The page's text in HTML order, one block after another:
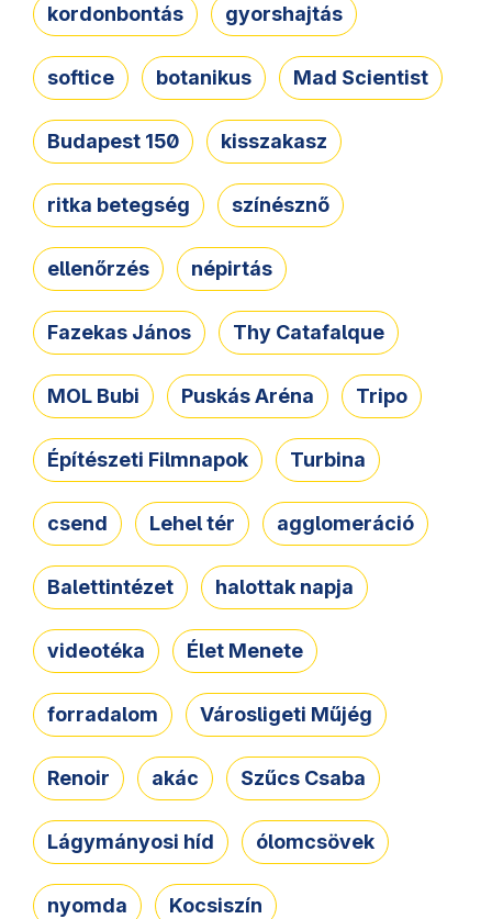
kordonbontás gyorshajtás
softice botanikus Mad Scientist
Budapest 150 kisszakasz
ritka betegség színésznő
ellenőrzés népirtás
Fazekas János Thy Catafalque
MOL Bubi Puskás Aréna Tripo
Építészeti Filmnapok Turbina
csend Lehel tér agglomeráció
Balettintézet halottak napja
videotéka Élet Menete
forradalom Városligeti Műjég
Renoir akác Szűcs Csaba
Lágymányosi híd ólomcsövek
nyomda Kocsiszín